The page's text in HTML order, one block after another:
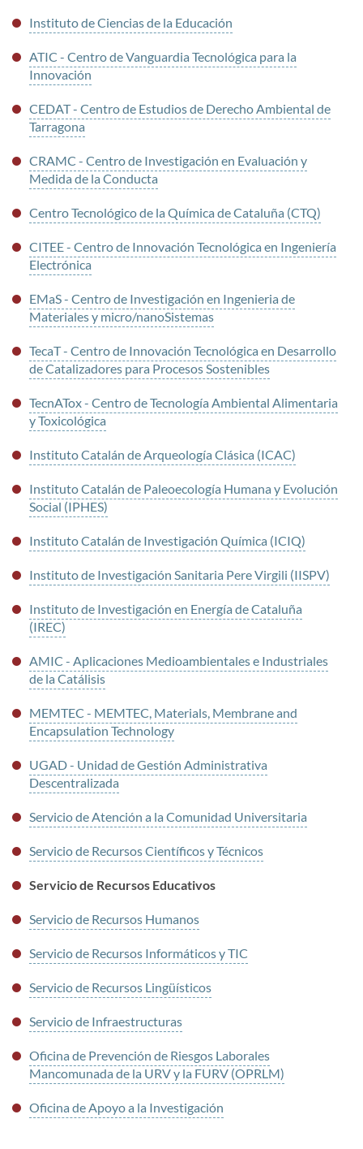
Instituto de Ciencias de la Educación
ATIC - Centro de Vanguardia Tecnológica para la
Innovación
CEDAT - Centro de Estudios de Derecho Ambiental de
Tarragona
CRAMC - Centro de Investigación en Evaluación y
Medida de la Conducta
Centro Tecnológico de la Química de Cataluña (CTQ)
CITEE - Centro de Innovación Tecnológica en Ingeniería
Electrónica
EMaS - Centro de Investigación en Ingenieria de
Materiales y micro/nanoSistemas
TecaT - Centro de Innovación Tecnológica en Desarrollo
de Catalizadores para Procesos Sostenibles
TecnATox - Centro de Tecnología Ambiental Alimentaria
y Toxicológica
Instituto Catalán de Arqueología Clásica (ICAC)
Instituto Catalán de Paleoecología Humana y Evolución
Social (IPHES)
Instituto Catalán de Investigación Química (ICIQ)
Instituto de Investigación Sanitaria Pere Virgili (IISPV)
Instituto de Investigación en Energía de Cataluña
(IREC)
AMIC - Aplicaciones Medioambientales e Industriales
de la Catálisis
MEMTEC - MEMTEC, Materials, Membrane and
Encapsulation Technology
UGAD - Unidad de Gestión Administrativa
Descentralizada
Servicio de Atención a la Comunidad Universitaria
Servicio de Recursos Científicos y Técnicos
Servicio de Recursos Educativos
Servicio de Recursos Humanos
Servicio de Recursos Informáticos y TIC
Servicio de Recursos Lingüísticos
Servicio de Infraestructuras
Oficina de Prevención de Riesgos Laborales
Mancomunada de la URV y la FURV (OPRLM)
Oficina de Apoyo a la Investigación